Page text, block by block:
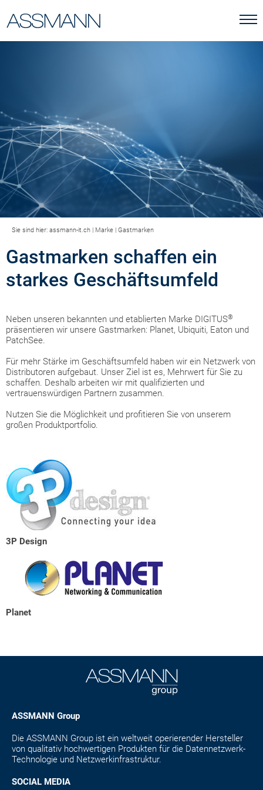
Sie sind hier: assmann-it.ch | Marke | Gastmarken
Gastmarken schaffen ein
starkes Geschäftsumfeld
Neben unseren bekannten und etablierten Marke DIGITUS®
präsentieren wir unsere Gastmarken: Planet, Ubiquiti, Eaton und
PatchSee.
Für mehr Stärke im Geschäftsumfeld haben wir ein Netzwerk von
Distributoren aufgebaut. Unser Ziel ist es, Mehrwert für Sie zu
schaffen. Deshalb arbeiten wir mit qualifizierten und
vertrauenswürdigen Partnern zusammen.
Nutzen Sie die Möglichkeit und profitieren Sie von unserem
großen Produktportfolio.
3P Design
Planet
ASSMANN Group
Die ASSMANN Group ist ein weltweit operierender Hersteller
von qualitativ hochwertigen Produkten für die Datennetzwerk-
Technologie und Netzwerkinfrastruktur.
SOCIAL MEDIA